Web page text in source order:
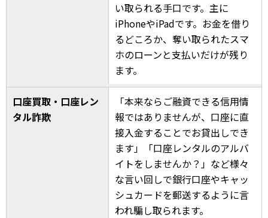
い取られる手口です。主に
iPhoneやiPadです。お金を借り
るどころか、奪い取られたスマ
ホのローンと支払いだけが残り
ます。
口座買取・口座レン
タル詐欺
「本来ならご融資できる信用情
報ではありませんが、口座に直
接入金することでお貸出しでき
ます」「口座レンタルのアルバ
イトをしませんか？」など様々
な言い回しで銀行口座やキャッ
シュカードを郵送するように言
われ騙し取られます。